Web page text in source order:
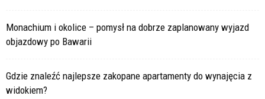
Monachium i okolice – pomysł na dobrze zaplanowany wyjazd
objazdowy po Bawarii
Gdzie znaleźć najlepsze zakopane apartamenty do wynajęcia z
widokiem?